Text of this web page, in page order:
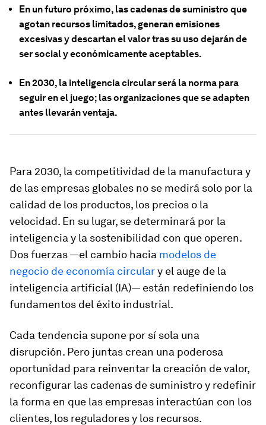
En un futuro próximo, las cadenas de suministro que
agotan recursos limitados, generan emisiones
excesivas y descartan el valor tras su uso dejarán de
ser social y económicamente aceptables.
En 2030, la inteligencia circular será la norma para
seguir en el juego; las organizaciones que se adapten
antes llevarán ventaja.
Para 2030, la competitividad de la manufactura y
de las empresas globales no se medirá solo por la
calidad de los productos, los precios o la
velocidad. En su lugar, se determinará por la
inteligencia y la sostenibilidad con que operen.
Dos fuerzas —el cambio hacia modelos de
negocio de economía circulary el auge de la
inteligencia artificial (IA)— están redefiniendo los
fundamentos del éxito industrial.
Cada tendencia supone por sí sola una
disrupción. Pero juntas crean una poderosa
oportunidad para reinventar la creación de valor,
reconfigurar las cadenas de suministro y redefinir
la forma en que las empresas interactúan con los
clientes, los reguladores y los recursos.